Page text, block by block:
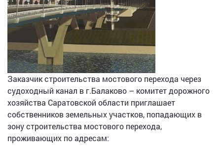
Заказчик строительства мостового перехода через
судоходный канал в г.Балаково – комитет дорожного
хозяйства Саратовской области приглашает
собственников земельных участков, попадающих в
зону строительства мостового перехода,
проживающих по адресам: